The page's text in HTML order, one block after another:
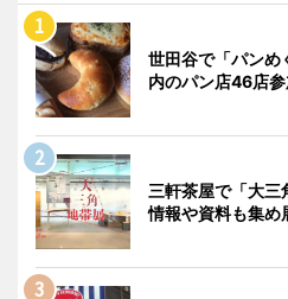
世田谷で「パン
内のパン店46店
三軒茶屋で「大
情報や資料も集め